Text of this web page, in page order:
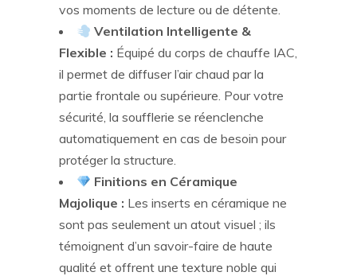
vos moments de lecture ou de détente.
Ventilation Intelligente &
Flexible : Équipé du corps de chauffe IAC,
il permet de diffuser l’air chaud par la
partie frontale ou supérieure. Pour votre
sécurité, la soufflerie se réenclenche
automatiquement en cas de besoin pour
protéger la structure.
Finitions en Céramique
Majolique : Les inserts en céramique ne
sont pas seulement un atout visuel ; ils
témoignent d’un savoir-faire de haute
qualité et offrent une texture noble qui